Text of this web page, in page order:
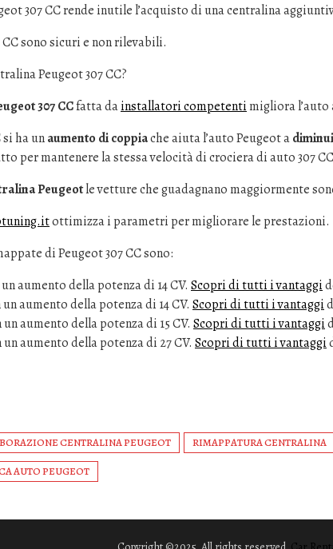
307 CC rende inutile l’acquisto di una centralina
sono sicuri e non rilevabili.
Peugeot 307 CC?
307 CCfatta dainstallatori competenti migliora
ha unaumento di coppiache aiuta l’auto Peugeot a
per mantenere la stessa velocità di crociera di auto 307
Peugeotle vetture che guadagnano maggiormente
ottimizza i parametri per migliorare le prestazioni.
di Peugeot 307 CC sono:
aumento della potenza di 14 CV. Scopri di tutti i vantaggi
un aumento della potenza di 14 CV. Scopri di tutti i vantaggi
un aumento della potenza di 15 CV. Scopri di tutti i vantaggi
un aumento della potenza di 27 CV. Scopri di tutti i vantaggi
CENTRALINA PEUGEOT RIMAPPATURA CENTRALINA
AUTO PEUGEOT